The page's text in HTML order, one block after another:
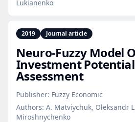
Lukianenko
2019 Journal article
Neuro‑Fuzzy Model
Investment Potential
Assessment
Publisher: Fuzzy Economic
Authors: A. Matviychuk, Oleksandr
Miroshnychenko